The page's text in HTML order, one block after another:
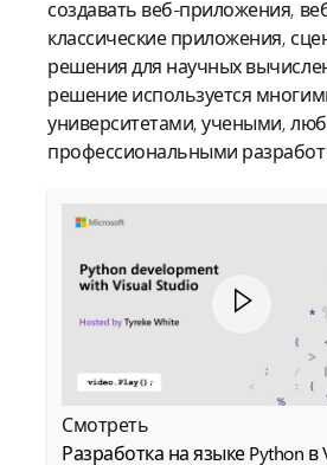
Смотреть
Разработка на языке Python в
создавать веб-приложения,
классические приложения,
решения для научных
решение используется
университетами, учеными,
профессиональными